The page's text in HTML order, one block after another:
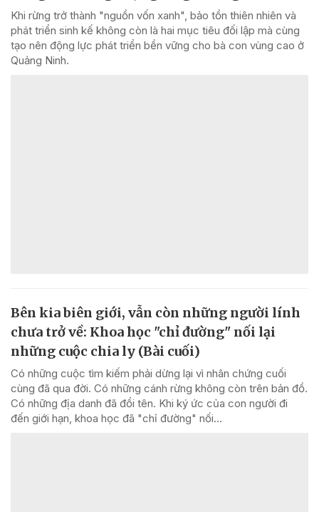
Khi rừng trở thành "nguồn vốn xanh", bảo tồn thiên nhiên và
phát triển sinh kế không còn là hai mục tiêu đối lập mà cùng
tạo nên động lực phát triển bền vững cho bà con vùng cao ở
Quảng Ninh.
Bên kia biên giới, vẫn còn những người lính
chưa trở về: Khoa học "chỉ đường" nối lại
những cuộc chia ly (Bài cuối)
Có những cuộc tìm kiếm phải dừng lại vì nhân chứng cuối
cùng đã qua đời. Có những cánh rừng không còn trên bản đồ.
Có những địa danh đã đổi tên. Khi ký ức của con người đi
đến giới hạn, khoa học đã "chỉ đường" nối...